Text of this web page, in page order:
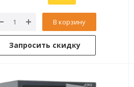
В корзину
Запросить скидку